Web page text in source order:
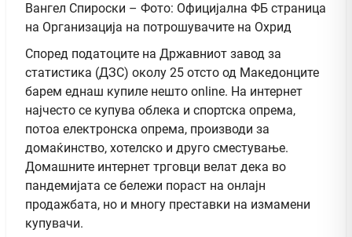
Вангел Спироски – Фото: Официјална ФБ страница
на Организација на потрошувачите на Охрид
Според податоците на Државниот завод за
статистика (ДЗС) околу 25 отсто од Македонците
барем еднаш купиле нешто online. На интернет
најчесто се купува облека и спортска опрема,
потоа електронска опрема, производи за
домаќинство, хотелско и друго сместување.
Домашните интернет трговци велат дека во
пандемијата се бележи пораст на онлајн
продажбата, но и многу преставки на измамени
купувачи.